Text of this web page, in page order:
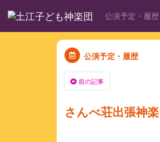
公演予定・履歴
公演予定・履歴
前の記事
さんべ荘出張神楽